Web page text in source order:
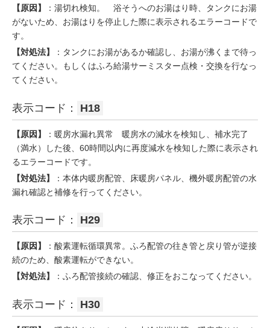
【原因】
：湯切れ検知。 浴そうへのお湯はり時、タンクにお湯
がないため、お湯はりを停止した際に表示されるエラーコードで
す。
【対処法】
：タンクにお湯があるか確認し、お湯が沸くまで待っ
てください。もしくはふろ給湯サーミスター点検・交換を行なっ
てください。
表示コード： H18
【原因】
：暖房水漏れ異常 暖房水の減水を検知し、補水完了
（満水）した後、60時間以内に再度減水を検知した際に表示され
るエラーコードです。
【対処法】
：本体内暖房配管、床暖房パネル、機外暖房配管の水
漏れ確認と補修を行ってください。
表示コード： H29
【原因】
：酸素運転循環異常。ふろ配管の往き管と戻り管が逆接
続のため、酸素運転ができない。
【対処法】
：ふろ配管接続の確認、修正をおこなってください。
表示コード： H30